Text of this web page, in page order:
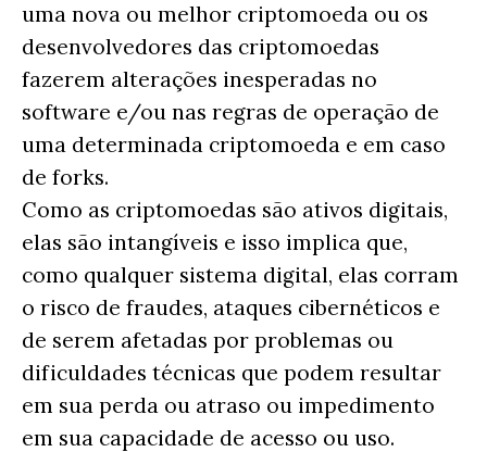
uma nova ou melhor criptomoeda ou os
desenvolvedores das criptomoedas
fazerem alterações inesperadas no
software e/ou nas regras de operação de
uma determinada criptomoeda e em caso
de forks.
Como as criptomoedas são ativos digitais,
elas são intangíveis e isso implica que,
como qualquer sistema digital, elas corram
o risco de fraudes, ataques cibernéticos e
de serem afetadas por problemas ou
dificuldades técnicas que podem resultar
em sua perda ou atraso ou impedimento
em sua capacidade de acesso ou uso.